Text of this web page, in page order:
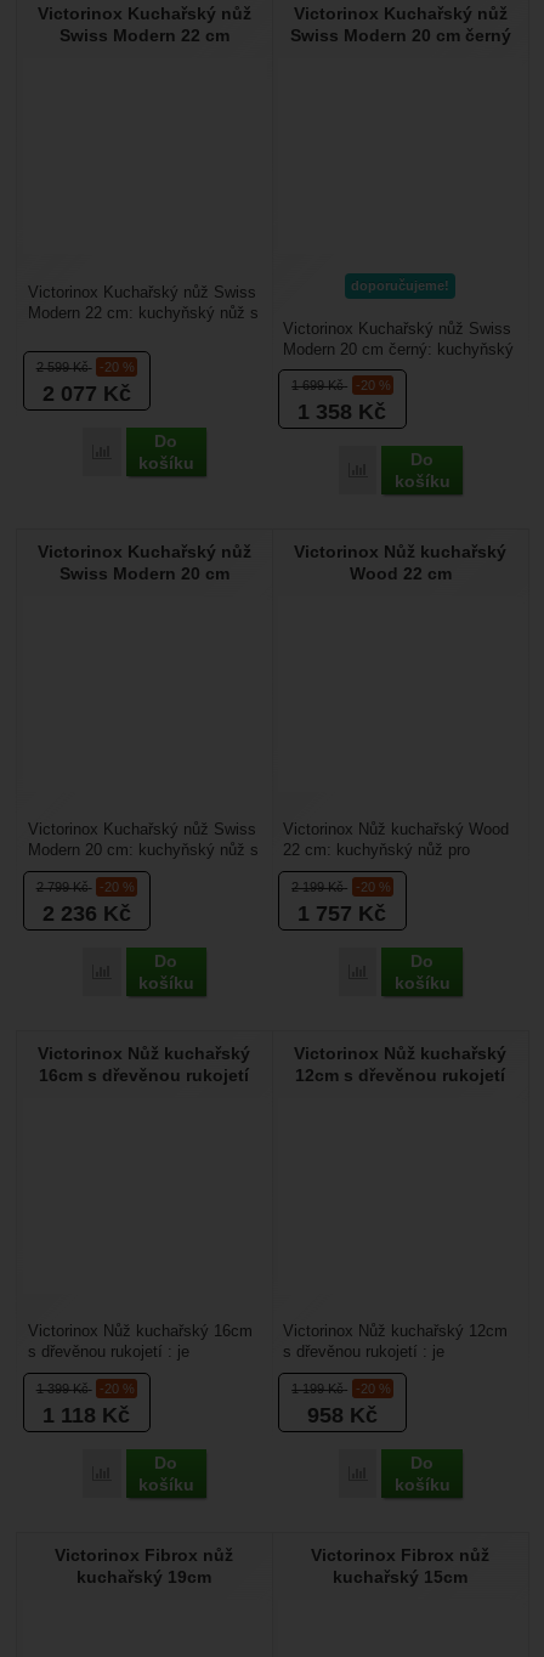
Victorinox Kuchařský nůž
Swiss Modern 22 cm
2 599Kč -20 %
2 077 Kč
Přidat 'Victorinox Kuchařský nůž Swiss Modern 22 cm' k
Do
košíku
Victorinox Kuchařský nůž Swiss
Modern 22 cm: kuchyňský nůž s
z vlašského...
Victorinox Kuchařský nůž
Swiss Modern 20 cm černý
doporučujeme!
1 699Kč -20 %
1 358 Kč
Přidat 'Victorinox
Do
košíku
Victorinox Kuchařský nůž Swiss
Modern 20 cm černý: kuchyňský
nůž s čepelí 20 cm s kvalitní
plastovou...
Victorinox Kuchařský nůž
Swiss Modern 20 cm
2 799Kč -20 %
2 236 Kč
Přidat 'Victorinox Kuchařský nůž Swiss Modern 20 cm' k
Do
košíku
Victorinox Kuchařský nůž Swiss
Modern 20 cm: kuchyňský nůž s
čepelí 20 cm a dřevěnou rukojetí
z vlašského...
Victorinox Nůž kuchařský
Wood 22 cm
2 199Kč -20 %
1 757 Kč
Přidat 'Victorinox Nůž
Do
košíku
Victorinox Nůž kuchařský Wood
22 cm: kuchyňský nůž pro
všestranné použití od porcování
masa, krájení...
Victorinox Nůž kuchařský
16cm s dřevěnou rukojetí
1 399Kč -20 %
1 118 Kč
Přidat 'Victorinox Nůž kuchařský 16cm s dřevěnou rukojetí' k
Do
košíku
Victorinox Nůž kuchařský 16cm
s dřevěnou rukojetí : je
univerzální nůž pro každou
kuchyň. Je určený ke...
Victorinox Nůž kuchařský
12cm s dřevěnou rukojetí
1 199Kč -20 %
958 Kč
Přidat 'Victorinox Nůž
Do
košíku
Victorinox Nůž kuchařský 12cm
s dřevěnou rukojetí : je
univerzální nůž pro každou
kuchyňi. Je určený...
Victorinox Fibrox nůž
kuchařský 19cm
Victorinox Fibrox nůž
kuchařský 15cm